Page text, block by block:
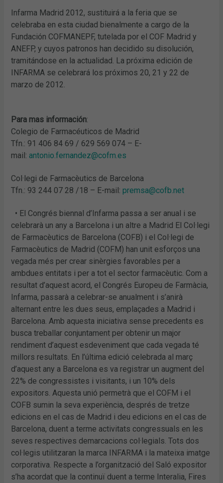
Infarma Madrid 2012, sustituirá a la feria que se
celebraba en esta ciudad bienalmente a cargo de la
Fundación COFMANEPF, tutelada por el COF Madrid y
ANEFP, y cuyos patronos han decidido su disolución,
tramitándose en la actualidad. La próxima edición de
INFARMA se celebrará los próximos 20, 21 y 22 de
marzo de 2012.
Para mas información:
Colegio de Farmacéuticos de Madrid
Tfn.: 91 406 84 69 / 629 569 074 – E-
mail:antonio.fernandez@cofm.es
Col·legi de Farmacèutics de Barcelona
Tfn.: 93 244 07 28 /18 – E-mail:premsa@cofb.net
• El Congrés biennal d’Infarma passa a ser anual i se
celebrarà un any a Barcelona i un altre a Madrid El Col·legi
de Farmacèutics de Barcelona (COFB) i el Col·legi de
Farmacèutics de Madrid (COFM) han unit esforços una
vegada més per crear sinèrgies favorables per a
ambdues entitats i per a tot el sector farmacèutic. Com a
resultat d’aquest acord, el Congrés Europeu de Farmàcia,
Infarma, passarà a celebrar-se anualment i s’anirà
alternant entre les dues seus, emplaçades a Madrid i
Barcelona. Amb aquesta iniciativa sense precedents es
busca treballar conjuntament per obtenir un major
rendiment d’aquest esdeveniment que cada vegada té
millors resultats. En l’última edició celebrada al març
d’aquest any a Barcelona es va registrar un augment del
22% de congressistes i visitants, i un 10% dels
expositors. Aquesta unió permetrà que el COFM i el
COFB sumin la seva experiència, després de tretze
edicions en el cas de Madrid i deu edicions en el cas de
Barcelona, duent a terme activitats congressuals en les
seves respectives demarcacions col·legials. Tots dos
col·legis utilitzaran la marca INFARMA i la mateixa imatge
corporativa. Respecte a l’organització del Saló expositor
s’ha acordat que la continuï duent a terme Interalia, Fires